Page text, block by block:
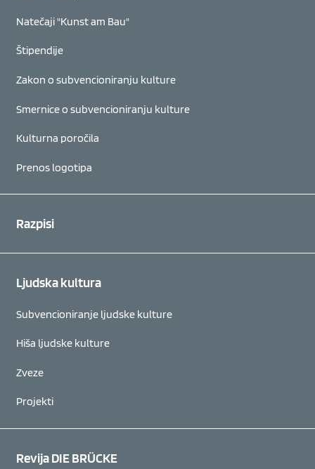
Natečaji "Kunst am Bau"
Štipendije
Zakon o subvencioniranju kulture
Smernice o subvencioniranju kulture
Kulturna poročila
Prenos logotipa
Razpisi
Ljudska kultura
Subvencioniranje ljudske kulture
Hiša ljudske kulture
Zveze
Projekti
Revija DIE BRÜCKE